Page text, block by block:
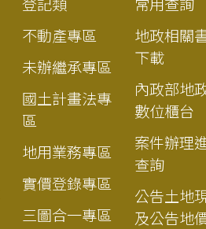
登記類
不動產專區
未辦繼承專區
國土計畫法專
區
地用業務專區
實價登錄專區
三圖合一專區
常用查詢
地政相關
下載
內政部地
數位櫃台
案件辦理
查詢
公告土地
及公告地